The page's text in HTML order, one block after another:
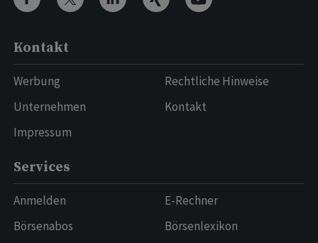
Kontakt
Werbung
Unternehmen
Impressum
Rechtliche Hinweise
Kontakt
Services
Anmelden
Börsenabos
E-Rechner
Börsenlexikon